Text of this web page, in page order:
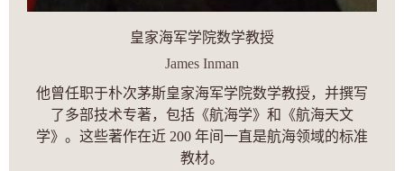
皇家海军学院数学教授
James Inman
他曾任职于朴次茅斯皇家海军学院数学教授，并撰写
了多部技术专著，包括《航海学》和《航海天文
学》。这些著作在近 200 年间一直是航海领域的标准
教材。